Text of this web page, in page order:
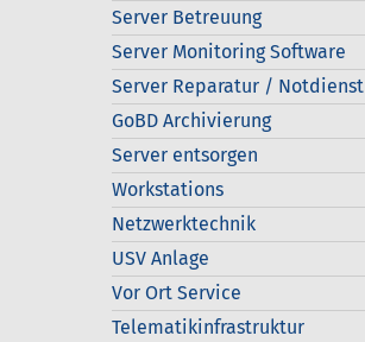
Server Betreuung
Server Monitoring Software
Server Reparatur / Notdienst
GoBD Archivierung
Server entsorgen
Workstations
Netzwerktechnik
USV Anlage
Vor Ort Service
Telematikinfrastruktur